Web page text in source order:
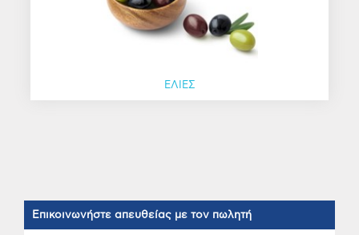
ΕΛΙΕΣ
Επικοινωνήστε απευθείας με τον πωλητή